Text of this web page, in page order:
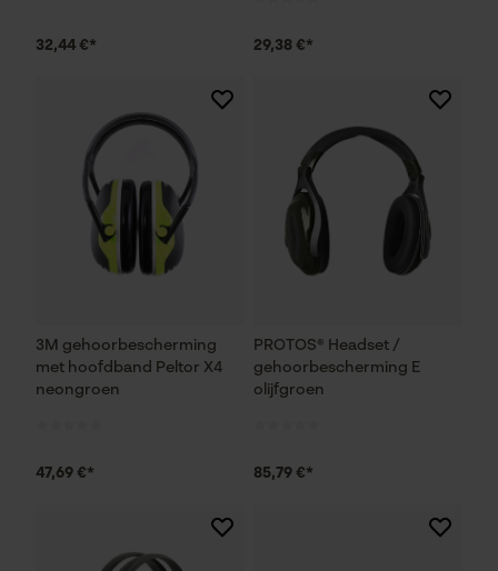
32,44 €* 29,38 €*
3M gehoorbescherming
met hoofdband Peltor X4
neongroen
47,69 €*
PROTOS® Headset /
gehoorbescherming E
olijfgroen
85,79 €*